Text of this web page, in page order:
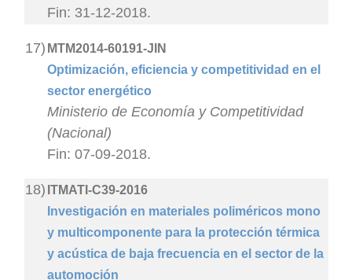
Fin: 31-12-2018.
17) MTM2014-60191-JIN
Optimización, eficiencia y competitividad en el
sector energético
Ministerio de Economía y Competitividad
(Nacional)
Fin: 07-09-2018.
18) ITMATI-C39-2016
Investigación en materiales poliméricos mono
y multicomponente para la protección térmica
y acústica de baja frecuencia en el sector de la
automoción